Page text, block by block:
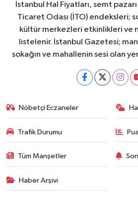
İstanbul Hal Fiyatları, semt
Ticaret Odası (İTO) endeksleri;
kültür merkezleri etkinlikleri ve
listelenir. İstanbul Gazetesi;
sokağın ve mahallenin sesi olan
Nöbetçi Eczaneler
Trafik Durumu
Tüm Manşetler
Haber Arşivi